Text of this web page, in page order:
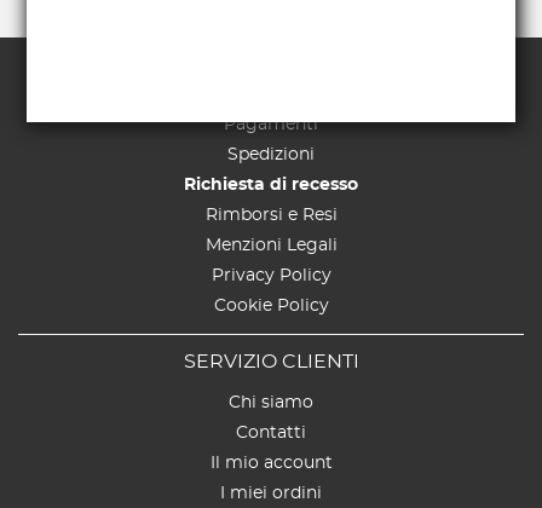
Pagamenti
Spedizioni
Richiesta di recesso
Rimborsi e Resi
Menzioni Legali
Privacy Policy
Cookie Policy
SERVIZIO CLIENTI
Chi siamo
Contatti
Il mio account
I miei ordini